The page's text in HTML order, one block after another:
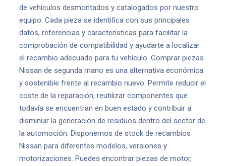
de vehículos desmontados y catalogados por nuestro
equipo. Cada pieza se identifica con sus principales
datos, referencias y características para facilitar la
comprobación de compatibilidad y ayudarte a localizar
el recambio adecuado para tu vehículo. Comprar piezas
Nissan de segunda mano es una alternativa económica
y sostenible frente al recambio nuevo. Permite reducir el
coste de la reparación, reutilizar componentes que
todavía se encuentran en buen estado y contribuir a
disminuir la generación de residuos dentro del sector de
la automoción. Disponemos de stock de recambios
Nissan para diferentes modelos, versiones y
motorizaciones. Puedes encontrar piezas de motor,